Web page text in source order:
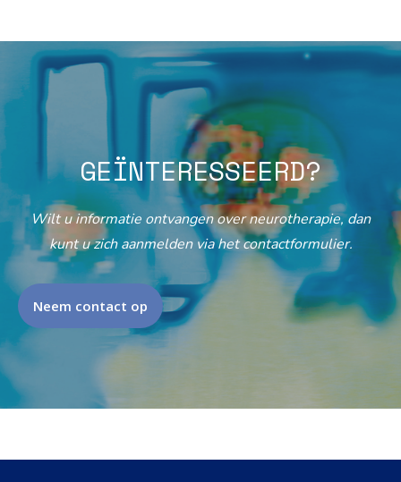
GEÏNTERESSEERD?
Wilt u informatie ontvangen over neurotherapie, dan
kunt u zich aanmelden via het contactformulier.
Neem contact op